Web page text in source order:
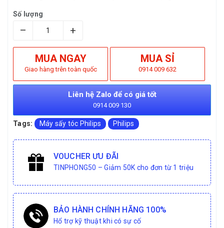
Số lượng
– +
MUA NGAY
Giao hàng trên toàn quốc
MUA SỈ
0914 009 632
Liên hệ Zalo để có giá tốt
0914 009 130
Tags: Máy sấy tóc Philips Philips
VOUCHER ƯU ĐÃI
TINPHONG50 – Giảm 50K cho đơn từ 1 triệu
BẢO HÀNH CHÍNH HÃNG 100%
Hổ trợ kỹ thuật khi có sự cố